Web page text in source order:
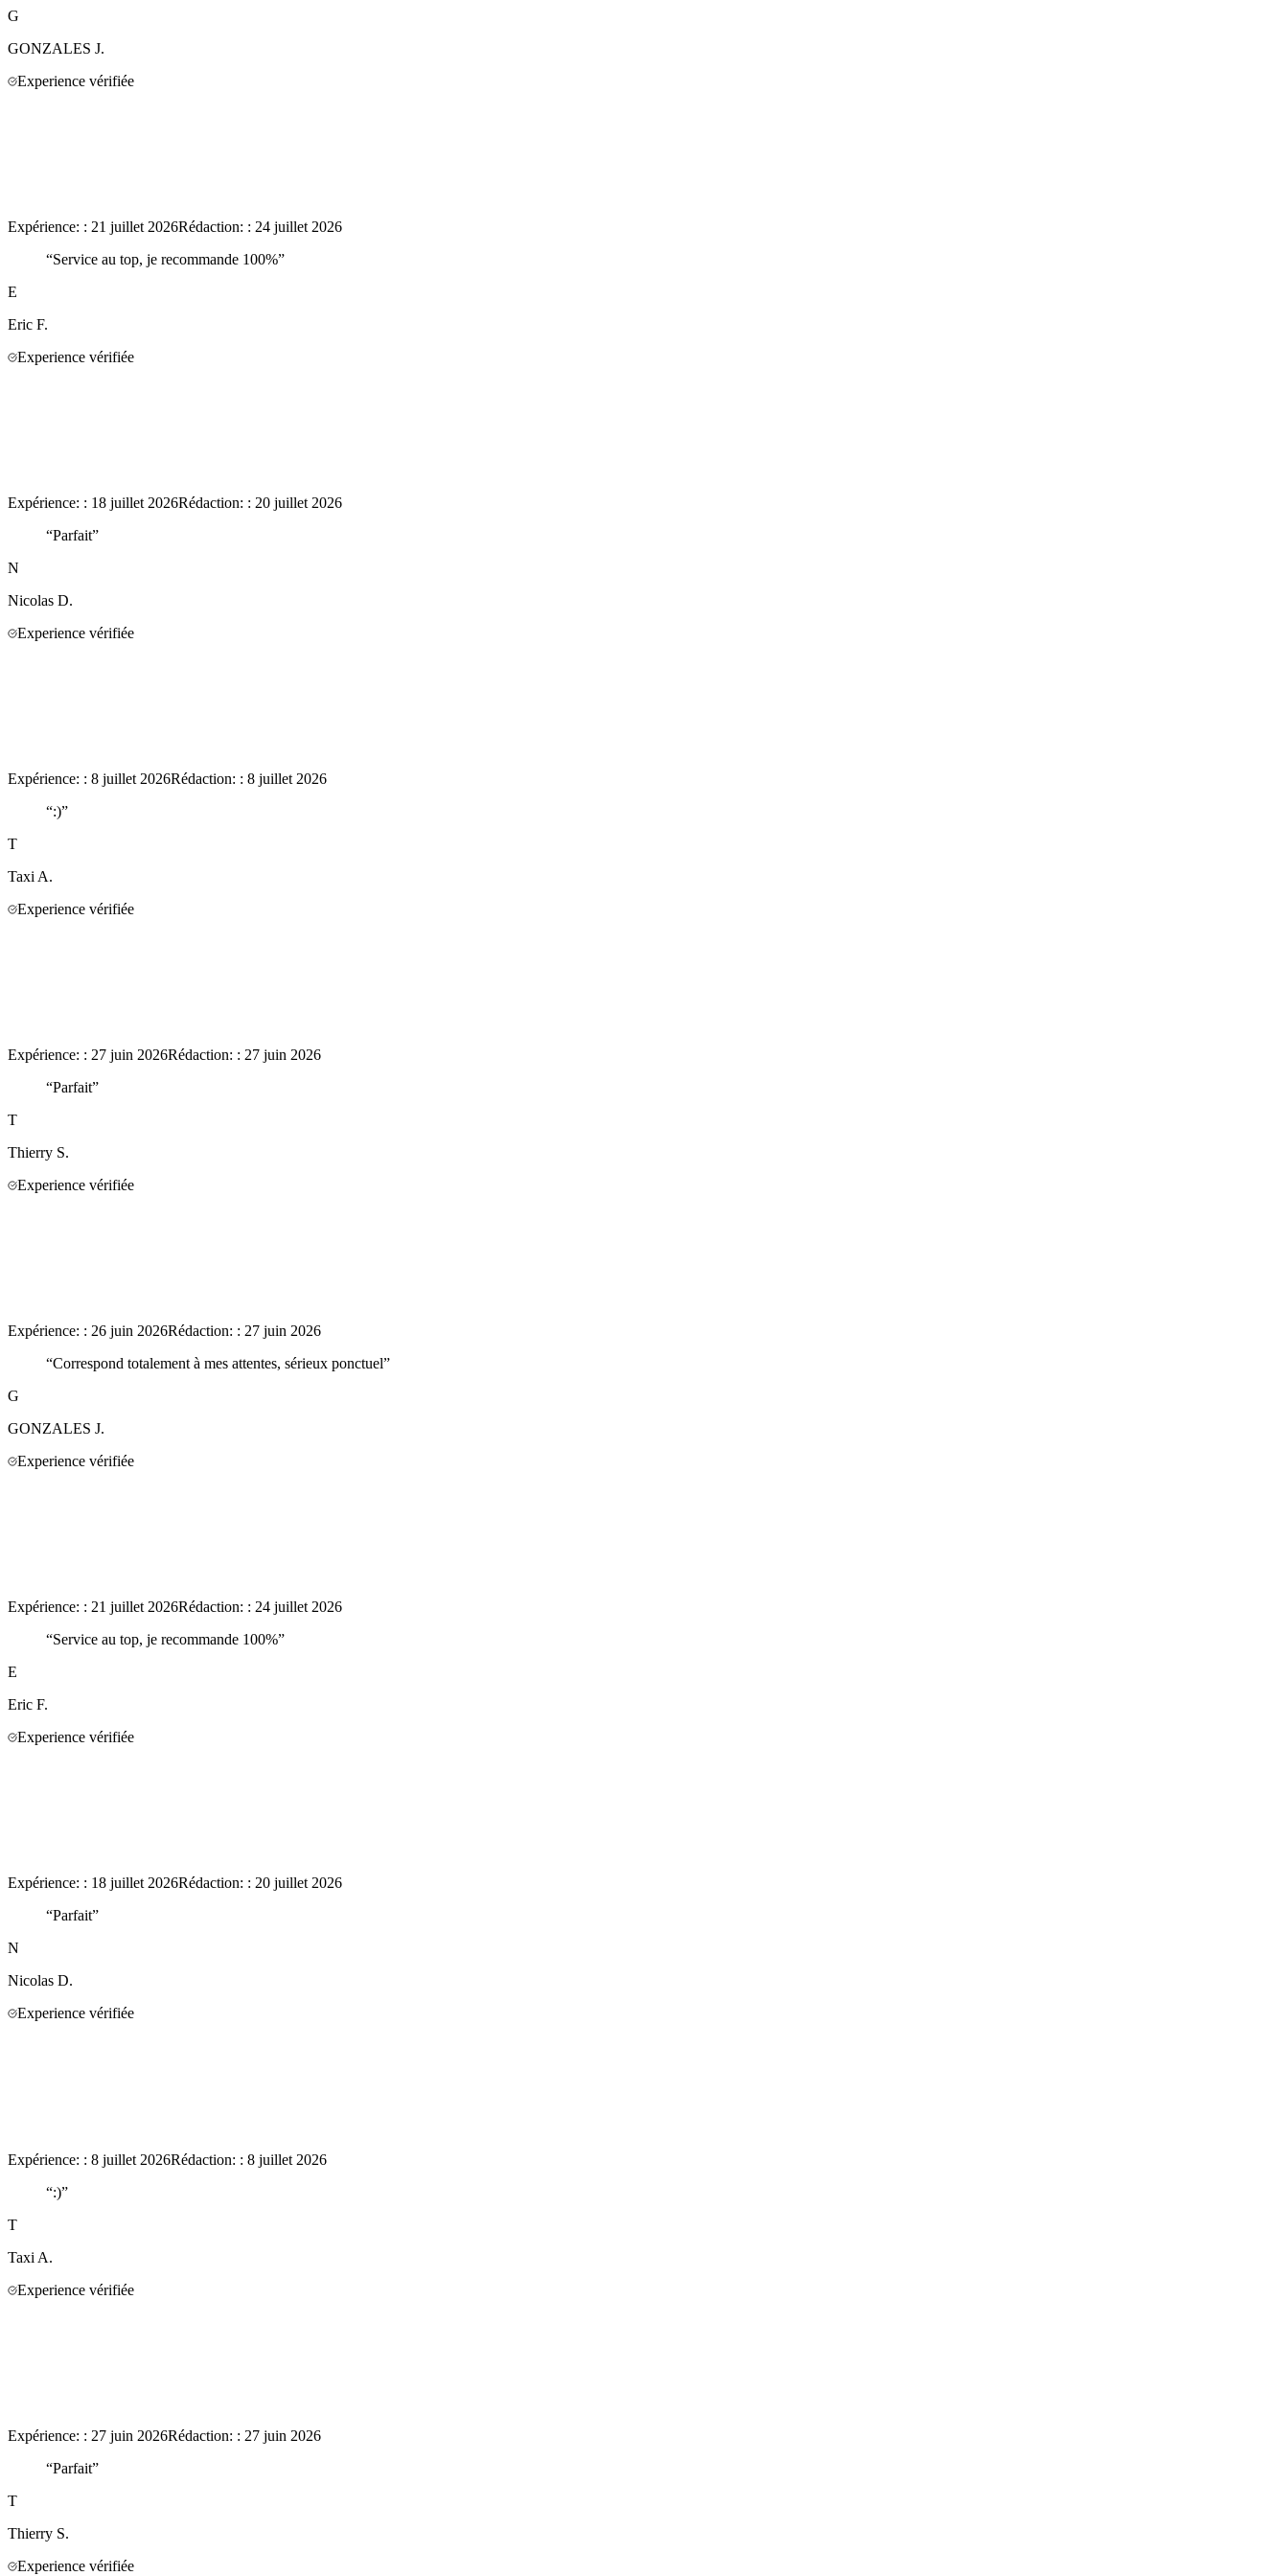
G
GONZALES J.
Experience vérifiée
Expérience: : 21 juillet 2026Rédaction: : 24 juillet 2026
“Service au top, je recommande 100%”
E
Eric F.
Experience vérifiée
Expérience: : 18 juillet 2026Rédaction: : 20 juillet 2026
“Parfait”
N
Nicolas D.
Experience vérifiée
Expérience: : 8 juillet 2026Rédaction: : 8 juillet 2026
“:)”
T
Taxi A.
Experience vérifiée
Expérience: : 27 juin 2026Rédaction: : 27 juin 2026
“Parfait”
T
Thierry S.
Experience vérifiée
Expérience: : 26 juin 2026Rédaction: : 27 juin 2026
“Correspond totalement à mes attentes, sérieux ponctuel”
G
GONZALES J.
Experience vérifiée
Expérience: : 21 juillet 2026Rédaction: : 24 juillet 2026
“Service au top, je recommande 100%”
E
Eric F.
Experience vérifiée
Expérience: : 18 juillet 2026Rédaction: : 20 juillet 2026
“Parfait”
N
Nicolas D.
Experience vérifiée
Expérience: : 8 juillet 2026Rédaction: : 8 juillet 2026
“:)”
T
Taxi A.
Experience vérifiée
Expérience: : 27 juin 2026Rédaction: : 27 juin 2026
“Parfait”
T
Thierry S.
Experience vérifiée